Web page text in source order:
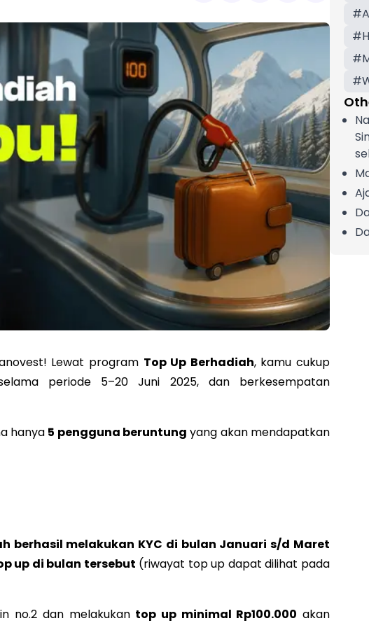
Lewat program Top Up Berhadiah, kamu cukup
periode 5–20 Juni 2025, dan berkesempatan
hanya 5 pengguna beruntung yang akan mendapatkan
berhasil melakukan KYC di bulan Januari s/d Maret
up di bulan tersebut (riwayat top up dapat dilihat pada
no.2 dan melakukan top up minimal Rp100.000 akan
#
#
#
#